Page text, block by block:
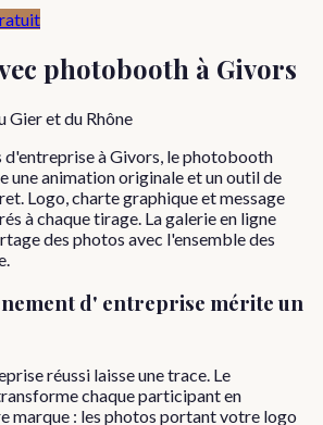
photobooth à Givors
Gier et du Rhône
d'entreprise à Givors, le photobooth
une animation originale et un outil de
Logo, charte graphique et message
à chaque tirage. La galerie en ligne
des photos avec l'ensemble des
d' entreprise mérite un
réussi laisse une trace. Le
chaque participant en
marque : les photos portant votre logo